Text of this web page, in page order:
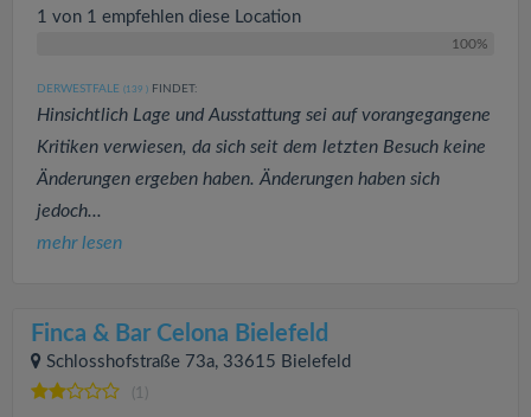
1 von 1 empfehlen diese Location
100%
DERWESTFALE (139 ) FINDET:
Hinsichtlich Lage und Ausstattung sei auf vorangegangene
Kritiken verwiesen, da sich seit dem letzten Besuch keine
Änderungen ergeben haben. Änderungen haben sich
jedoch...
mehr lesen
Finca & Bar Celona Bielefeld
Schlosshofstraße 73a, 33615 Bielefeld
(1)